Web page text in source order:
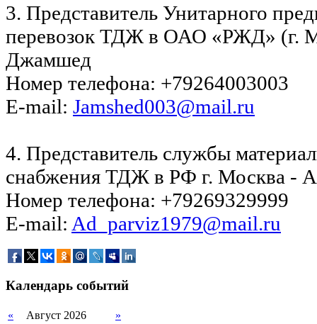
3. Представитель Унитарного
перевозок ТДЖ в ОАО «РЖД» (г.
Джамшед
Номер телефона: +79264003003
E-mail: Jamshed003@mail.ru
4. Представитель службы
снабжения ТДЖ в РФ г. Москва -
Номер телефона: +79269329999
E-mail: Ad_parviz1979@mail.ru
Календарь событий
« Август 2026
»